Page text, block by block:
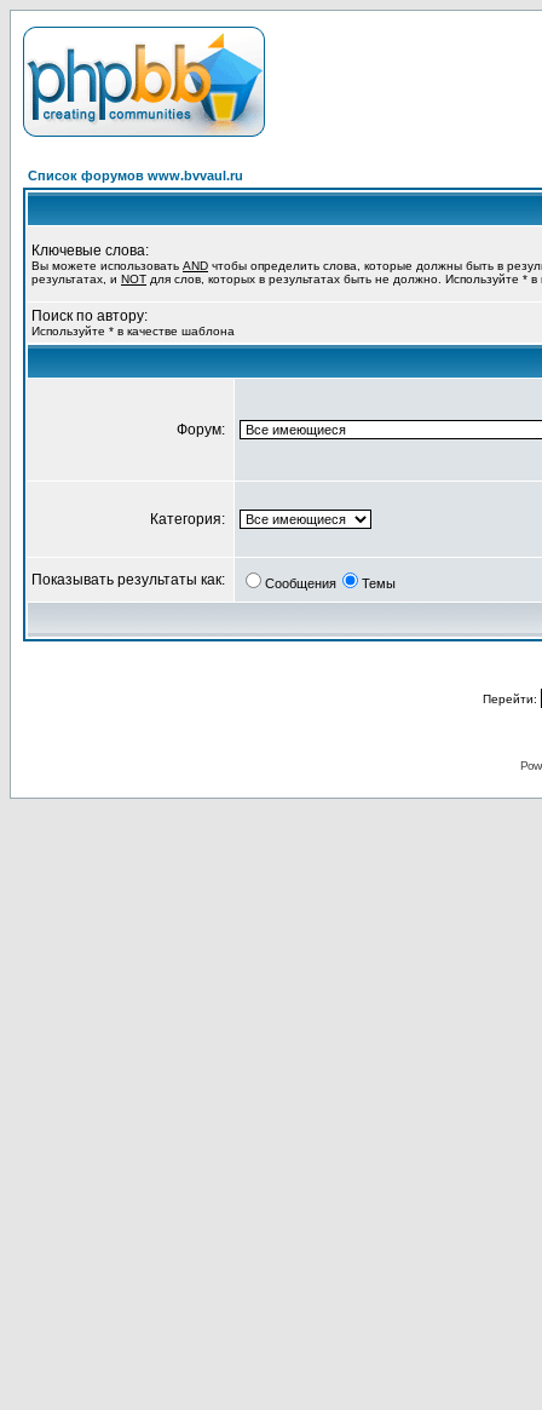
Список форумов www.bvvaul.ru
Ключевые слова:
Вы можете использовать AND чтобы определить слова, которые должны быть в
результатах, и NOT для слов, которых в результатах быть не должно. Используйте *
Поиск по автору:
Используйте * в качестве шаблона
Форум:
Категория:
Показывать результаты как: Сообщения Темы
Перейти: